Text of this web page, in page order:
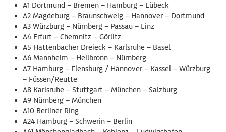
A1 Dortmund – Bremen – Hamburg – Lübeck
A2 Magdeburg – Braunschweig – Hannover – Dortmund
A3 Würzburg – Nürnberg – Passau – Linz
A4 Erfurt – Chemnitz – Görlitz
A5 Hattenbacher Dreieck – Karlsruhe – Basel
A6 Mannheim – Heilbronn – Nürnberg
A7 Hamburg – Flensburg / Hannover – Kassel – Würzburg
– Füssen/Reutte
A8 Karlsruhe – Stuttgart – München – Salzburg
A9 Nürnberg – München
A10 Berliner Ring
A24 Hamburg – Schwerin – Berlin